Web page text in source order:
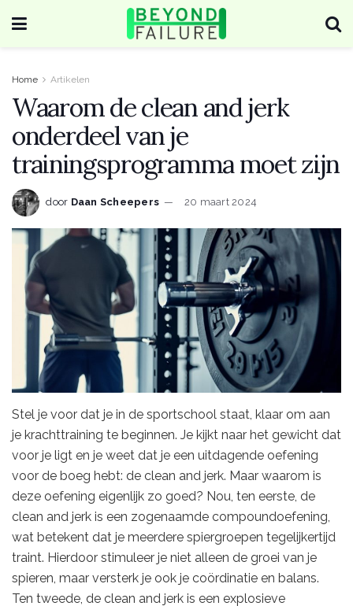
Home Artikelen
Waarom de clean and jerk
onderdeel van je
trainingsprogramma moet zijn
door Daan Scheepers 20 maart 2024
Stel je voor dat je in de sportschool staat, klaar om aan
je krachttraining te beginnen. Je kijkt naar het gewicht dat
voor je ligt en je weet dat je een uitdagende oefening
voor de boeg hebt: de clean and jerk. Maar waarom is
deze oefening eigenlijk zo goed? Nou, ten eerste, de
clean and jerk is een zogenaamde compoundoefening,
wat betekent dat je meerdere spiergroepen tegelijkertijd
traint. Hierdoor stimuleer je niet alleen de groei van je
spieren, maar versterk je ook je coördinatie en balans.
Ten tweede, de clean and jerk is een explosieve